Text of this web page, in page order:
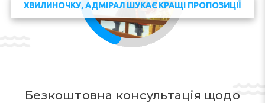
ХВИЛИНОЧКУ, АДМІРАЛ ШУКАЄ КРАЩІ ПРОПОЗИЦІЇ
Безкоштовна консультація щодо